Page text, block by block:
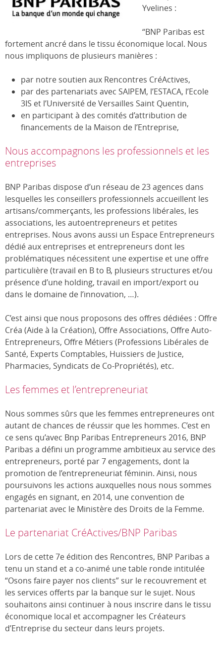
Yvelines :
“BNP Paribas est
fortement ancré dans le tissu économique local. Nous
nous impliquons de plusieurs manières :
par notre soutien aux Rencontres CréActives,
par des partenariats avec SAIPEM, l’ESTACA, l’Ecole
3IS et l’Université de Versailles Saint Quentin,
en participant à des comités d’attribution de
financements de la Maison de l’Entreprise,
Nous accompagnons les professionnels et les
entreprises
BNP Paribas dispose d’un réseau de 23 agences dans
lesquelles les conseillers professionnels accueillent les
artisans/commerçants, les professions libérales, les
associations, les autoentrepreneurs et petites
entreprises. Nous avons aussi un Espace Entrepreneurs
dédié aux entreprises et entrepreneurs dont les
problématiques nécessitent une expertise et une offre
particulière (travail en B to B, plusieurs structures et/ou
présence d’une holding, travail en import/export ou
dans le domaine de l’innovation, …).
C’est ainsi que nous proposons des offres dédiées : Offre
Créa (Aide à la Création), Offre Associations, Offre Auto-
Entrepreneurs, Offre Métiers (Professions Libérales de
Santé, Experts Comptables, Huissiers de Justice,
Pharmacies, Syndicats de Co-Propriétés), etc.
Les femmes et l’entrepreneuriat
Nous sommes sûrs que les femmes entrepreneures ont
autant de chances de réussir que les hommes. C’est en
ce sens qu’avec Bnp Paribas Entrepreneurs 2016, BNP
Paribas a défini un programme ambitieux au service des
entrepreneurs, porté par 7 engagements, dont la
promotion de l’entrepreneuriat féminin. Ainsi, nous
poursuivons les actions auxquelles nous nous sommes
engagés en signant, en 2014, une convention de
partenariat avec le Ministère des Droits de la Femme.
Le partenariat CréActives/BNP Paribas
Lors de cette 7e édition des Rencontres, BNP Paribas a
tenu un stand et a co-animé une table ronde intitulée
“Osons faire payer nos clients” sur le recouvrement et
les services offerts par la banque sur le sujet. Nous
souhaitons ainsi continuer à nous inscrire dans le tissu
économique local et accompagner les Créateurs
d’Entreprise du secteur dans leurs projets.